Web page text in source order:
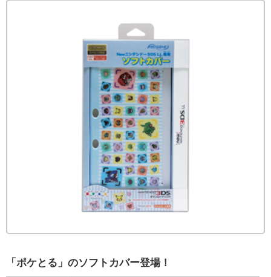
「ポケとる」のソフトカバー登場！